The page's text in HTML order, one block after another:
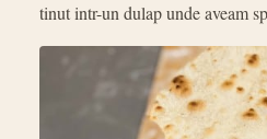
tinut intr-un dulap unde aveam